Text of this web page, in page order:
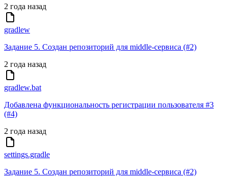
2 года назад
gradlew
Задание 5. Создан репозиторий для middle-сервиса (#2)
2 года назад
gradlew.bat
Добавлена функциональность регистрации пользователя #3
(#4)
2 года назад
settings.gradle
Задание 5. Создан репозиторий для middle-сервиса (#2)